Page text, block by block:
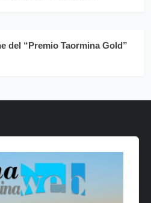
del “Premio Taormina Gold”